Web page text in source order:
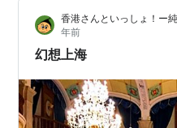
香港さんといっしょ！ー
年前
幻想上海